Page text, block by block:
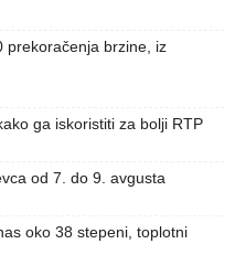
prekoračenja brzine, iz
ga iskoristiti za bolji RTP
od 7. do 9. avgusta
oko 38 stepeni, toplotni